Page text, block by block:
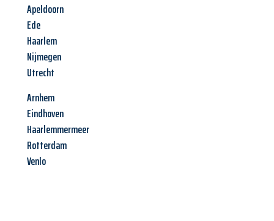
Apeldoorn
Ede
Haarlem
Nijmegen
Utrecht
Arnhem
Eindhoven
Haarlemmermeer
Rotterdam
Venlo